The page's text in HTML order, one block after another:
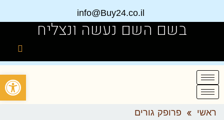
info@Buy24.co.il
בשם השם נעשה ונצליח
ראשי » פרופק גורים